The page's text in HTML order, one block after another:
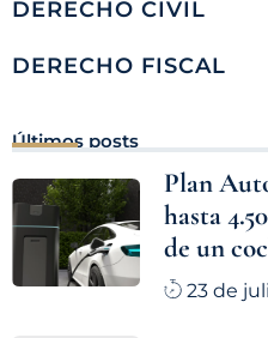
DERECHO CIVIL
DERECHO FISCAL
Últimos posts
Plan
hasta
de un
23 de